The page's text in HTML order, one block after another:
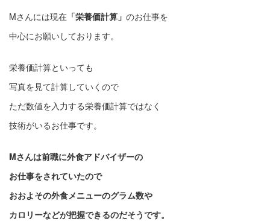
Mさんには現在 「栄養価計算」 のお仕事を
中心にお願いしております。
栄養価計算といっても
写真を見て計算していくので
ただ数値を入力する栄養価計算ではなく
技術がいるお仕事です。
Mさんは前職に外食アドバイザーの
お仕事をされていたので
おおよその外食メニューのグラム数や
カロリーなどが把握できるのだそうです。